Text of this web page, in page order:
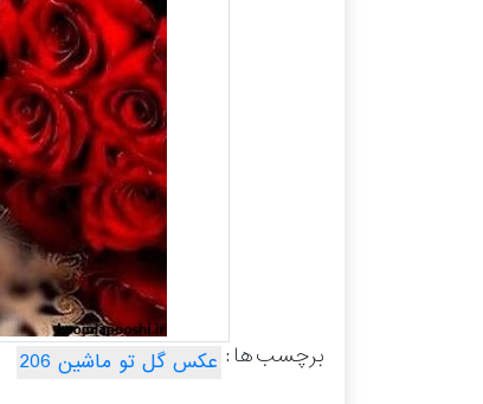
برچسب ها : عکس گل تو ماشین 206